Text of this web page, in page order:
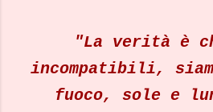
"La verità è
incompatibili,
fuoco, sole e